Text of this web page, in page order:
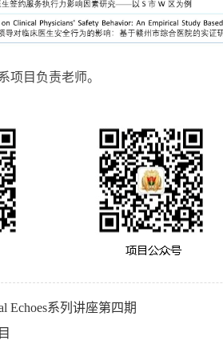
项目负责老师。
Echoes系列讲座第四期